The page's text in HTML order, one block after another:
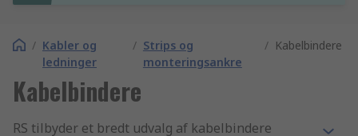
/ Kabler og
ledninger
/ Strips og
monteringsankre
/ Kabelbindere
Kabelbindere
RS tilbyder et bredt udvalg af kabelbindere